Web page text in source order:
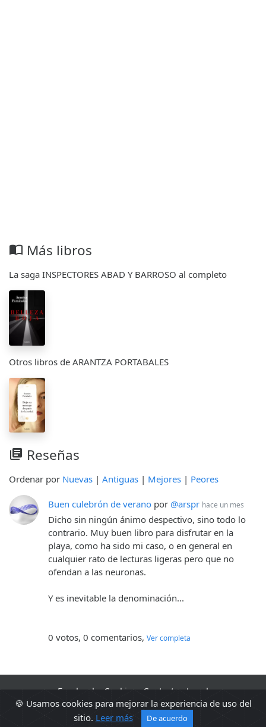
import_contacts Más libros
La saga INSPECTORES ABAD Y BARROSO al completo
Otros libros de ARANTZA PORTABALES
library_books Reseñas
Ordenar por Nuevas | Antiguas | Mejores | Peores
Buen culebrón de verano por @arspr hace un mes
Dicho sin ningún ánimo despectivo, sino todo lo
contrario. Muy buen libro para disfrutar en la
playa, como ha sido mi caso, o en general en
cualquier rato de lecturas ligeras pero que no
ofendan a las neuronas.
Y es inevitable la denominación...
0 votos, 0 comentarios, Ver completa
🍪 Usamos cookies para mejorar la experiencia de uso del
sitio. Leer más De acuerdo
Facebook Cookies Contacto
Legal
2010 - 2026 Sopa de libros s2 0.0412